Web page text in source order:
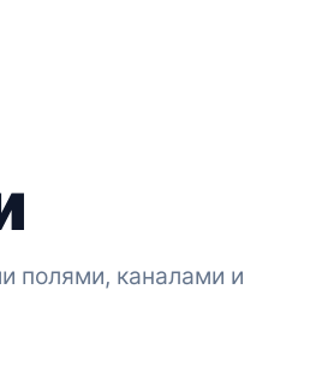
полями, каналами и